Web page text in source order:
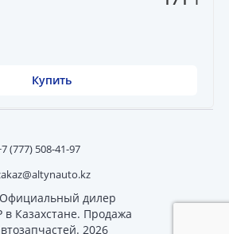
Купить
(777) 508-41-97
дилер
в Казахстане. Продажа
2026